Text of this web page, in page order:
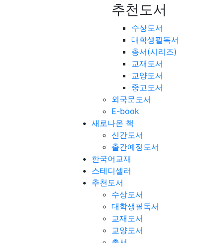
추천도서
수상도서
대학생필독서
총서(시리즈)
교재도서
교양도서
중고도서
외국문도서
E-book
새로나온 책
신간도서
출간예정도서
한국어교재
스테디셀러
추천도서
수상도서
대학생필독서
교재도서
교양도서